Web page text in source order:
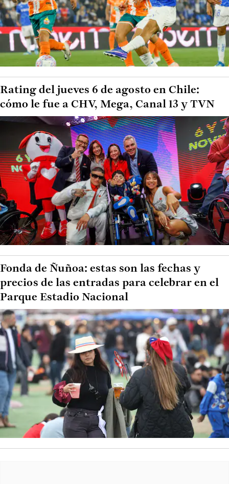
Rating del jueves 6 de agosto en Chile:
cómo le fue a CHV, Mega, Canal 13 y TVN
Fonda de Ñuñoa: estas son las fechas y
precios de las entradas para celebrar en el
Parque Estadio Nacional